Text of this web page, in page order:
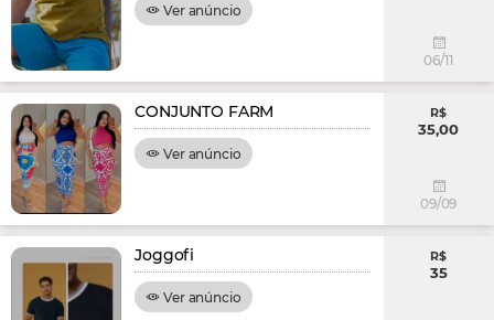
Ver anúncio
06/11
CONJUNTO FARM
Ver anúncio
R$
35,00
09/09
Joggofi
Ver anúncio
R$
35